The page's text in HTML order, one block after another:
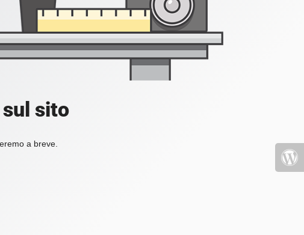
sito
a breve.